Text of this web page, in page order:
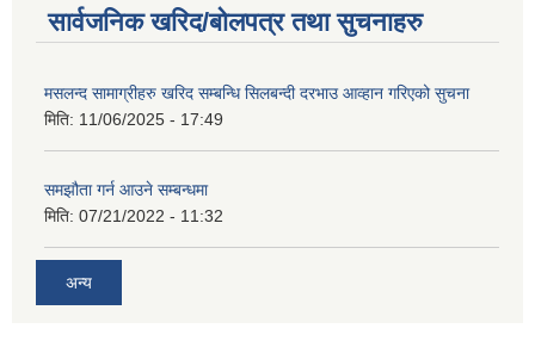
सार्वजनिक खरिद/बोलपत्र तथा सुचनाहरु
मसलन्द सामाग्रीहरु खरिद सम्बन्धि सिलबन्दी दरभाउ आव्हान गरिएको सुचना
मिति: 11/06/2025 - 17:49
समझौता गर्न आउने सम्बन्धमा
मिति: 07/21/2022 - 11:32
अन्य